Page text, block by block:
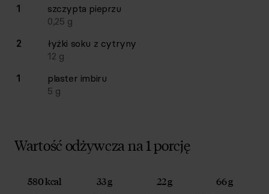
1
szczypta pieprzu
0,25 g
2
łyżki soku z cytryny
12 g
1
plaster imbiru
5 g
Wartość odżywcza na 1 porcję
580 kcal 33 g 22 g 66 g